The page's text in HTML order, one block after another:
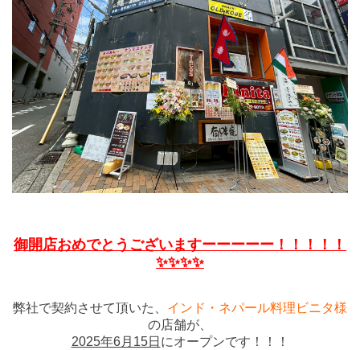
御開店おめでとうございますーーーーー！！！！！
✨✨✨✨
弊社で契約させて頂いた、 インド・ネパール料理ビニタ様
の店舗が、
2025年6月15日 にオープンです！！！